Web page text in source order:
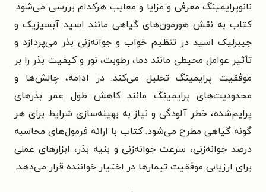
نانوپرایمینگ معرفی و مزایا و معایب هرکدام بررسی می‌شود.
کتاب به نقش هورمون‌های گیاهی مانند اسید آبسیزیک و
جیبرلیک اسید در تنظیم خواب و جوانه‌زنی بذر می‌پردازد و
تأثیر عوامل محیطی مانند دما، رطوبت، نور و کیفیت بذر را بر
موفقیت پرایمینگ تحلیل می‌کند. در ادامه، چالش‌ها و
محدودیت‌های پرایمینگ مانند کاهش طول عمر بذرهای
پرایم‌شده، خطر آلودگی و نیاز به بهینه‌سازی شرایط برای هر
گونه گیاهی مطرح می‌شود. کتاب با ارائه فرمول‌های محاسبه
درصد جوانه‌زنی، سرعت جوانه‌زنی و بنیه بذر، ابزارهای عملی
برای ارزیابی موفقیت تیمارها در اختیار خواننده قرار می‌دهد.